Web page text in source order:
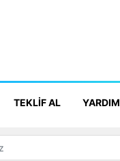
TEKLİF AL YARDIM